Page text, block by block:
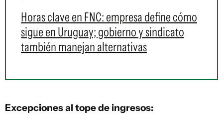
Horas clave en FNC: empresa define cómo
sigue en Uruguay; gobierno y sindicato
también manejan alternativas
Excepciones al tope de ingresos: